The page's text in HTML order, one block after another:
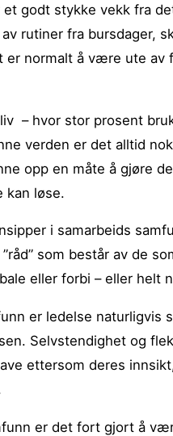
et godt stykke vekk fra
rutiner fra bursdager,
er normalt å være ute av
liv – hvor stor prosent
verden er det alltid
opp en måte å gjøre
kan løse.
i samarbeids
som består av de
eller forbi – eller helt
er ledelse naturligvis
Selvstendighet og
ettersom deres
er det fort gjort å